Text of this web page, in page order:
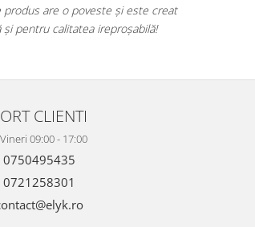
produs are o poveste și este creat
pentru calitatea ireproșabilă!
CLIENTI
09:00 - 17:00
0750495435
0721258301